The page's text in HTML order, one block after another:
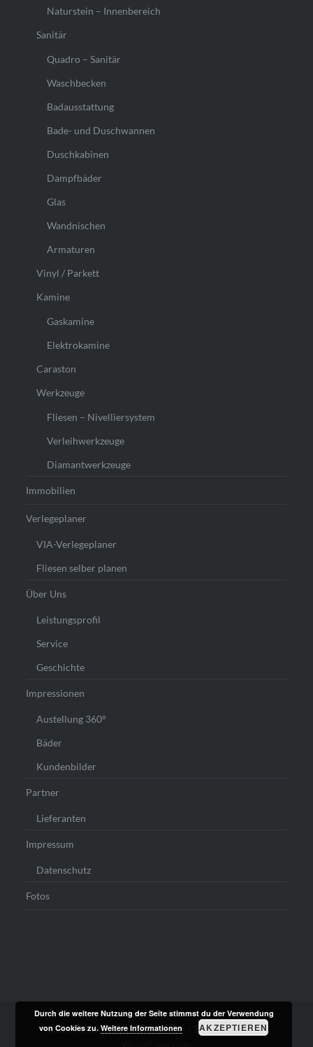
Naturstein – Innenbereich
Sanitär
Quadro – Sanitär
Waschbecken
Badausstattung
Bade- und Duschwannen
Duschkabinen
Dampfbäder
Glas
Wandnischen
Armaturen
Vinyl / Parkett
Kamine
Gaskamine
Elektrokamine
Caraston
Werkzeuge
Fliesen – Nivelliersystem
Verleihwerkzeuge
Diamantwerkzeuge
Immobilien
Verlegeplaner
VIA-Verlegeplaner
Fliesen selber planen
Über Uns
Leistungsprofil
Service
Geschichte
Impressionen
Austellung 360°
Bäder
Kundenbilder
Partner
Lieferanten
Impressum
Datenschutz
Fotos
Stolz präsentiert von WordPress
Theme: Dyad von
Durch die weitere Nutzung der Seite stimmst du der Verwendung
von Cookies zu.Weitere Informationen AKZEPTIEREN